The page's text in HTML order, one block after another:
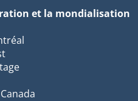
et la mondialisation